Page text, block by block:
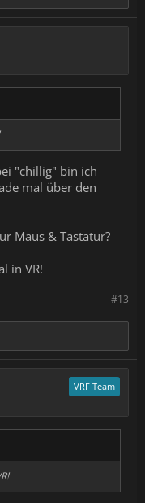
"chillig" bin ich
mal über den
Maus & Tastatur?
in VR!
#13
VRF Team